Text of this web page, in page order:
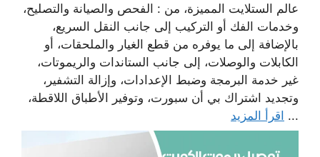
عالم الستلايت المميزة، من : الفحص والصيانة والتصليح،
وخدمات الفك أو التركيب إلى جانب النقل السريع،
بالإضافة إلى ما يوفره من قطع الغيار والملحقات، أو
الكابلات والوصلات، إلى جانب الستاندات والريموتات،
غير خدمة البرمجة وضبط الإعدادات، وإزالة التشفير،
وتجديد اشتراك بي أن سبورت، وتوفير الأطباق اللاقطة،
... اقرأ المزيد